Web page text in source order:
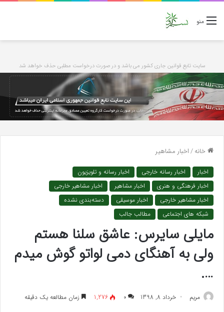
منو
سایت تابع قوانین جاری کشور می باشد و در صورت درخواست مطلبی حذف خواهد شد
خانه/اخبار مشاهیر
اخبار اخبار رسانه خارجی
اخبار رسانه و تلویزیون
اخبار فرهنگی و هنری
اخبار مشاهیر
اخبار مشاهیر خارجی
اخبار مشاهیر خارجی
اخبار موسیقی
دسته‌بندی نشده
شبکه های اجتماعی
مطالب جالب
مایلی سایرس: عاشق سلنا هستم
ولی به آهنگای دمی لواتو گوش میدم
….
مريم خرداد 8, 1398 ۰ 1,276 زمان مطالعه یک دقیقه